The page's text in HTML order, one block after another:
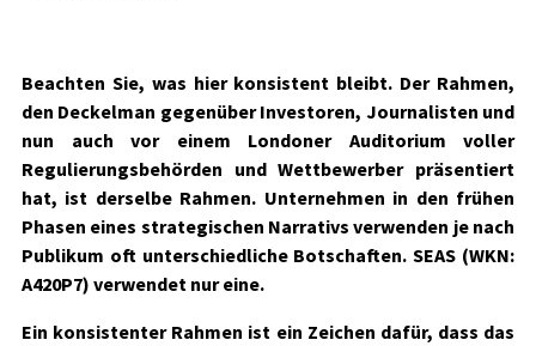
Beachten Sie, was hier konsistent bleibt. Der Rahmen,
den Deckelman gegenüber Investoren, Journalisten und
nun auch vor einem Londoner Auditorium voller
Regulierungsbehörden und Wettbewerber präsentiert
hat, ist derselbe Rahmen. Unternehmen in den frühen
Phasen eines strategischen Narrativs verwenden je nach
Publikum oft unterschiedliche Botschaften.SEAS (WKN:
A420P7) verwendet nur eine.
Ein konsistenter Rahmen ist ein Zeichen dafür, dass das